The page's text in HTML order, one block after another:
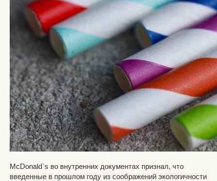
McDonald`s во внутренних документах признал, что
введенные в прошлом году из соображений экологичности